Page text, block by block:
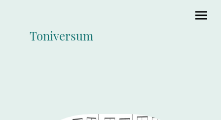
Toniversum